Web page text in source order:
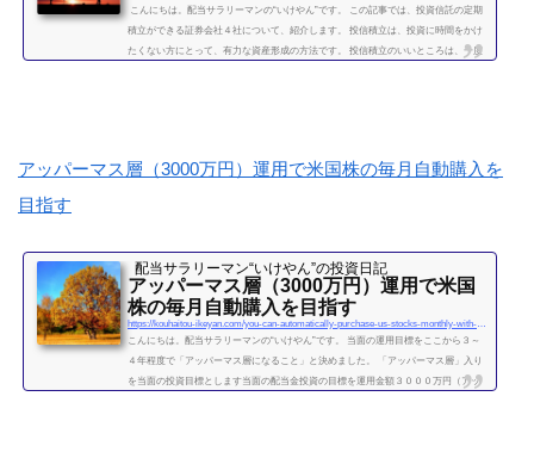
こんにちは。配当サラリーマンの“いけやん”です。 この記事では、投資信託の定期
積立ができる証券会社４社について、紹介します。 投信積立は、投資に時間をかけ
たくない方にとって、有力な資産形成の方法です。 投信積立のいいところは、一度
続きを読む
アッパーマス層（3000万円）運用で米国株の毎月自動購入を
目指す
配当サラリーマン“いけやん”の投資日記 ​
アッパーマス層（3000万円）運用で米国
株の毎月自動購入を目指す
https://kouhaitou-ikeyan.com/you-can-automatically-purchase-us-stocks-monthly-with-upper-mass-management
こんにちは。配当サラリーマンの“いけやん”です。 当面の運用目標をここから３～
４年程度で「アッパーマス層になること」と決めました。 「アッパーマス層」入り
を当面の投資目標とします当面の配当金投資の目標を運用金額３０００万円（アッ